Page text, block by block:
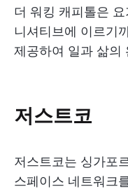
더 워킹 캐피톨은
니셔티브에 이르기
제공하여 일과 삶의
저스트코
저스트코는 싱가포
스페이스 네트워크